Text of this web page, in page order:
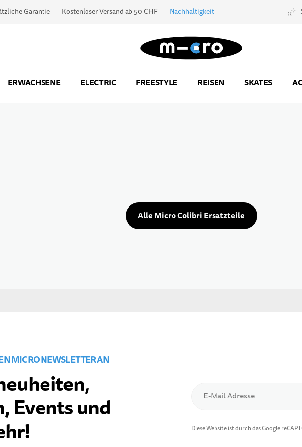
Garantie Kostenloser Versand ab 50 CHF Nachhaltigkeit
Zur Startseite
ERWACHSENE ELECTRIC FREESTYLE REISEN SKATES
Alle Micro Colibri Ersatzteile
E-Mail Adresse
Diese Website ist durch das Google
MICRO NEWSLETTER AN
Events und